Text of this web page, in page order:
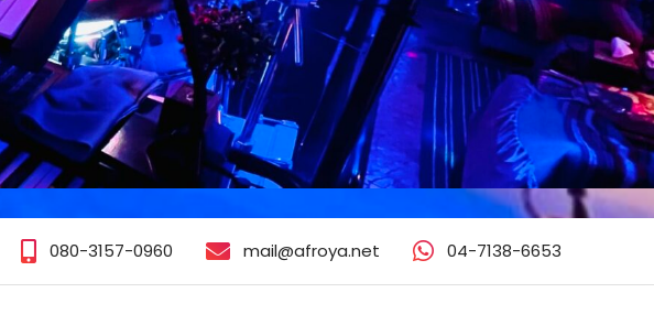
080-3157-0960 mail@afroya.net 04-7138-6653